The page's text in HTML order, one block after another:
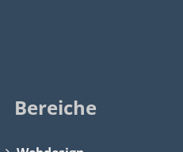
Bereiche